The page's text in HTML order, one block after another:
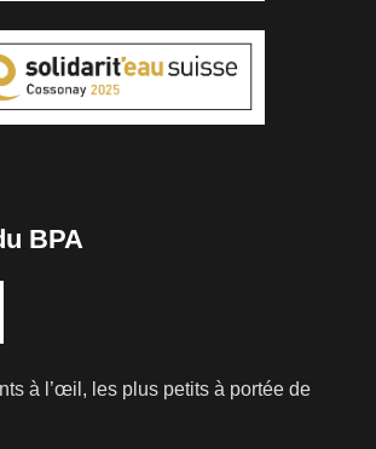
BPA
à l’œil, les plus petits à portée de